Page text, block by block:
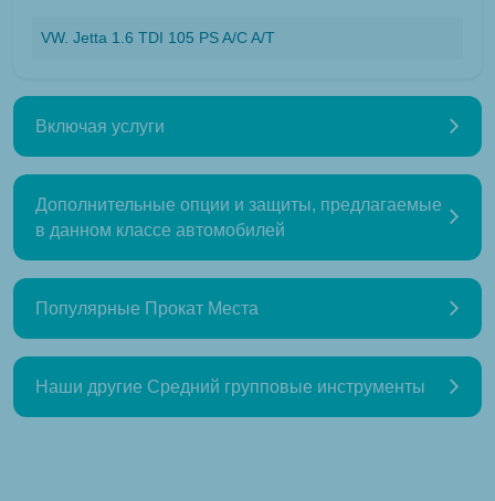
VW. Jetta 1.6 TDI 105 PS A/C A/T
Включая услуги
Дополнительные опции и защиты, предлагаемые
в данном классе автомобилей
Популярные Прокат Места
Наши другие Средний групповые инструменты